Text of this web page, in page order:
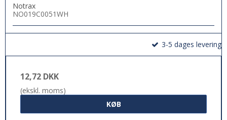
Notrax
NO019C0051WH
3-5 dages levering
12,72 DKK
(ekskl. moms)
KØB